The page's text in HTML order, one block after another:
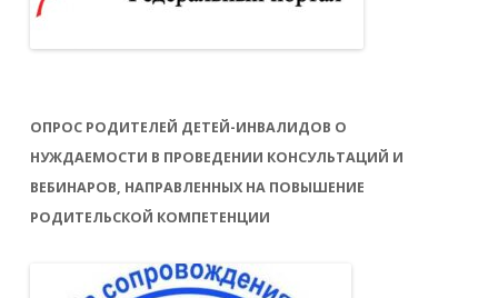
ОПРОС РОДИТЕЛЕЙ ДЕТЕЙ-ИНВАЛИДОВ О
НУЖДАЕМОСТИ В ПРОВЕДЕНИИ КОНСУЛЬТАЦИЙ И
ВЕБИНАРОВ, НАПРАВЛЕННЫХ НА ПОВЫШЕНИЕ
РОДИТЕЛЬСКОЙ КОМПЕТЕНЦИИ